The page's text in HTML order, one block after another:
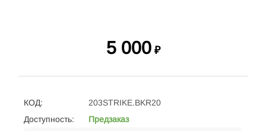
5 000 ₽
КОД:
203STRIKE.BKR20
Доступность:
Предзаказ